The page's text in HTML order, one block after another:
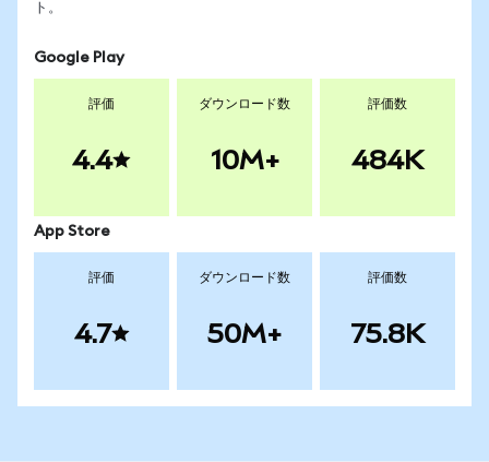
ト。
Google Play
評価
4.4
ダウンロード数
10M+
評価数
484K
App Store
評価
4.7
ダウンロード数
50M+
評価数
75.8K